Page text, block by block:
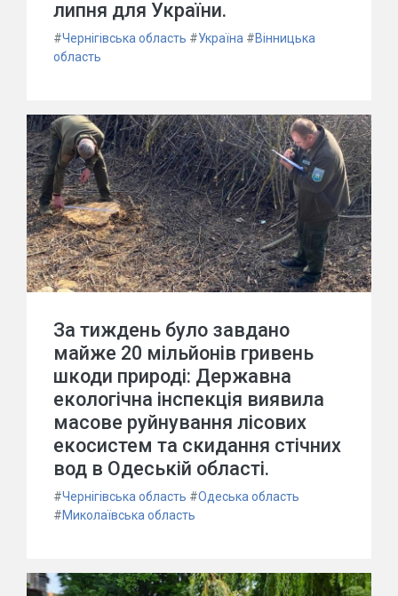
липня для України.
#Чернігівська область #Україна #Вінницька
область
За тиждень було завдано
майже 20 мільйонів гривень
шкоди природі: Державна
екологічна інспекція виявила
масове руйнування лісових
екосистем та скидання стічних
вод в Одеській області.
#Чернігівська область #Одеська область
#Миколаївська область